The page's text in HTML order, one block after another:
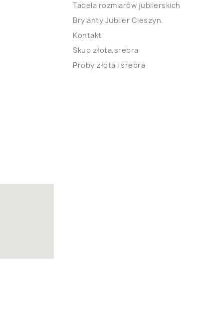
Tabela rozmiarów jubilerskich
Brylanty Jubiler Cieszyn.
Kontakt
Skup złota,srebra
Proby złota i srebra